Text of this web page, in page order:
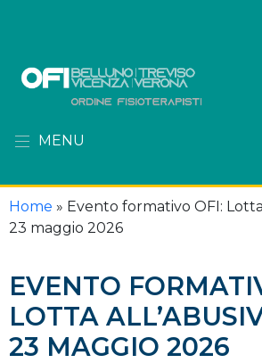
MENU
Home » Evento formativo OFI:
23 maggio 2026
EVENTO
LOTTA
23 MAGGIO 2026